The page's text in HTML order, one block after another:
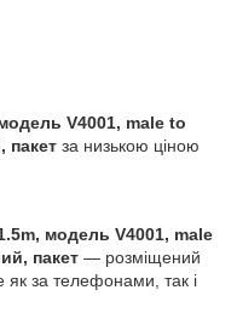
V4001, male to
пакет за низькою ціною
модель V4001, male
пакет ― розміщений
як за телефонами, так і